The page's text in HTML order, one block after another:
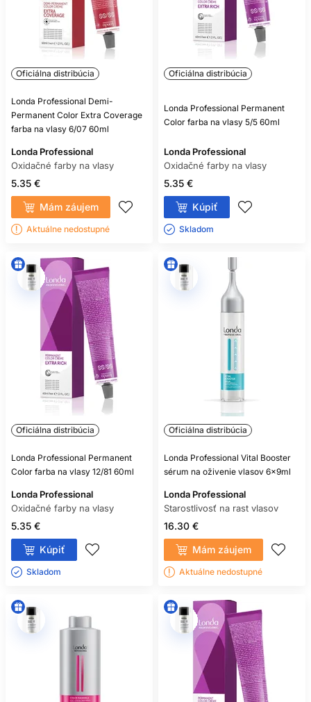
Oficiálna distribúcia
Londa Professional Demi-
Permanent Color Extra Coverage
farba na vlasy 6/07 60ml
Londa Professional
Oxidačné farby na vlasy
5.35 €
Mám záujem
Aktuálne nedostupné
Oficiálna distribúcia
Londa Professional Permanent
Color farba na vlasy 5/5 60ml
Londa Professional
Oxidačné farby na vlasy
5.35 €
Kúpiť
Skladom ㅤ
Oficiálna distribúcia
Londa Professional Permanent
Color farba na vlasy 12/81 60ml
Londa Professional
Oxidačné farby na vlasy
5.35 €
Kúpiť
Skladom ㅤ
Oficiálna distribúcia
Londa Professional Vital Booster
sérum na oživenie vlasov 6x9ml
Londa Professional
Starostlivosť na rast vlasov
16.30 €
Mám záujem
Aktuálne nedostupné